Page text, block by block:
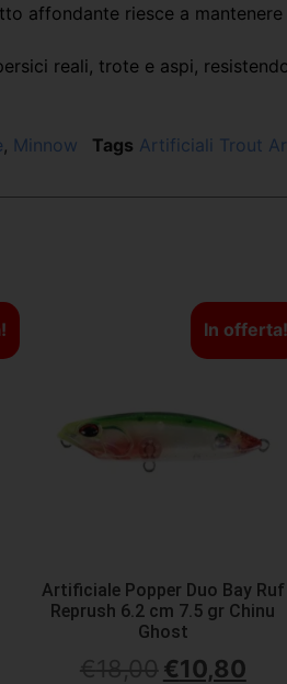
affondante riesce a
reali, trote e aspi,
, Minnow Tags Artificiali Trout
In offerta!
Artificiale Popper Duo Bay Ruf
Reprush 6.2 cm 7.5 gr Chinu
Ghost
€10,80